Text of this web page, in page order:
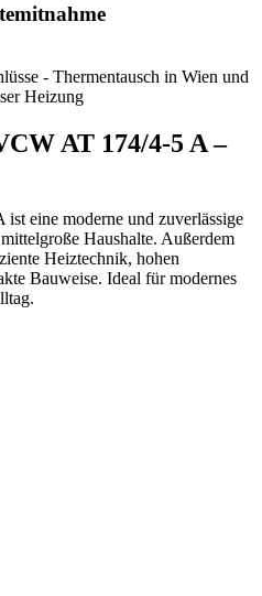
AT 174/4-5 A –
eine moderne und zuverlässige
Haushalte. Außerdem
Heiztechnik, hohen
Bauweise. Ideal für modernes